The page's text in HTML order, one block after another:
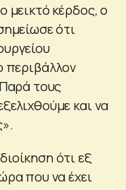
μεικτό κέρδος, ο
ότι
περιβάλλον
τους
και να
ότι εξ
που να έχει